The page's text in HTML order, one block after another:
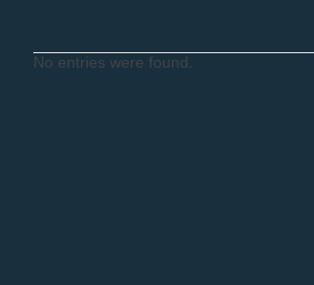
No entries were found.